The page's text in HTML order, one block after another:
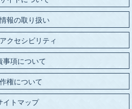
報の取り扱い
クセシビリティ
事項について
権について
イトマップ